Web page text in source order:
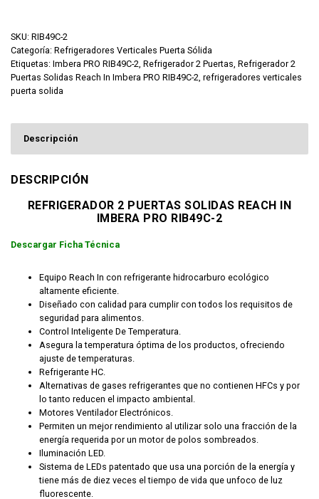
SKU: RIB49C-2
Categoría: Refrigeradores Verticales Puerta Sólida
Etiquetas: Imbera PRO RIB49C-2 Refrigerador 2 Puertas Refrigerador 2
Puertas Solidas Reach In Imbera PRO RIB49C-2 refrigeradores verticales
puerta solida
Descripción
DESCRIPCIÓN
REFRIGERADOR 2 PUERTAS SOLIDAS REACH IN
IMBERA PRO RIB49C-2
Descargar Ficha Técnica
Equipo Reach In con refrigerante hidrocarburo ecológico
altamente eficiente.
Diseñado con calidad para cumplir con todos los requisitos de
seguridad para alimentos.
Control Inteligente De Temperatura.
Asegura la temperatura óptima de los productos, ofreciendo
ajuste de temperaturas.
Refrigerante HC.
Alternativas de gases refrigerantes que no contienen HFCs y por
lo tanto reducen el impacto ambiental.
Motores Ventilador Electrónicos.
Permiten un mejor rendimiento al utilizar solo una fracción de la
energía requerida por un motor de polos sombreados.
Iluminación LED.
Sistema de LEDs patentado que usa una porción de la energía y
tiene más de diez veces el tiempo de vida que unfoco de luz
fluorescente.